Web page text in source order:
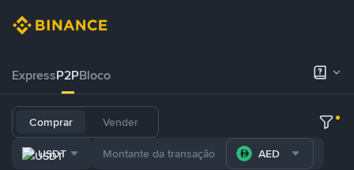
ExpressP2PBloco
Comprar Vender
USDT AED